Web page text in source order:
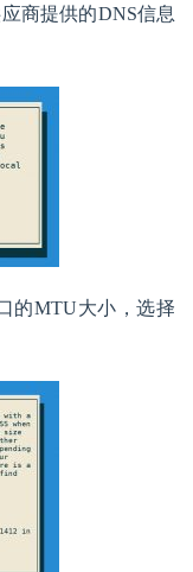
商提供的DNS信息
MTU大小，选择